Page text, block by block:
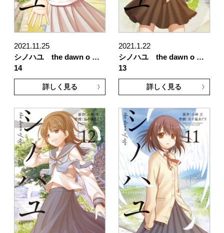
2021.11.25
シノハユ the dawn o …
14
詳しく見る
2021.1.22
シノハユ the dawn o …
13
詳しく見る